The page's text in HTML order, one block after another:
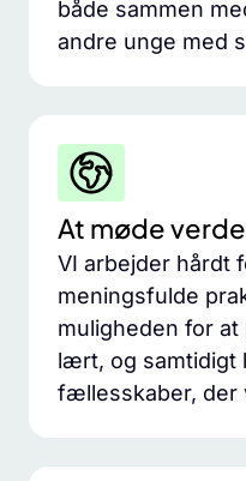
både sammen
andre unge med
At møde
VI arbejder hårdt
meningsfulde
muligheden for
lært, og samtidigt
fællesskaber, der